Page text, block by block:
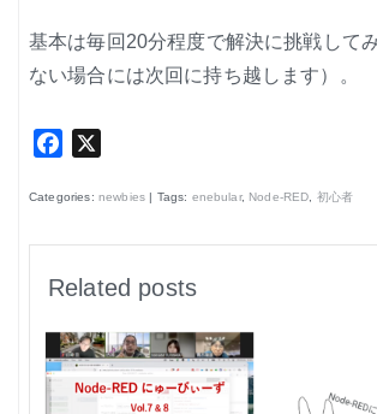
基本は毎回20分程度で解決に挑戦して
ない場合には次回に持ち越します）。
Facebook
Categories: newbies | Tags: enebular, Node-RED, 初心者
Related posts